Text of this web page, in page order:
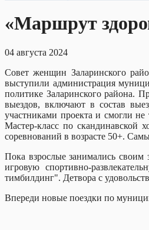
«Маршрут
04 августа 2024
Совет женщин Заларинского
выступили администрация
политике Заларинского района.
выездов, включают в состав
участниками проекта и смогли
Мастер-класс по скандинавской
соревнований в возрасте 50+.
Пока взрослые занимались
игровую спортивно-
тимбилдинг". Детвора с
Впереди новые поездки по